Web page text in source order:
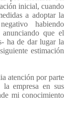
inicial, cuando
a adoptar la
habiendo
que el
ha de dar lugar la
estimación
atención por parte
la empresa en sus
mi conocimiento